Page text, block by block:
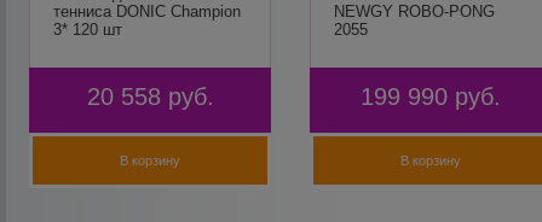
тенниса DONIC Champion
3* 120 шт
20 558 руб.
В корзину
NEWGY ROBO-PONG
2055
199 990 руб.
В корзину